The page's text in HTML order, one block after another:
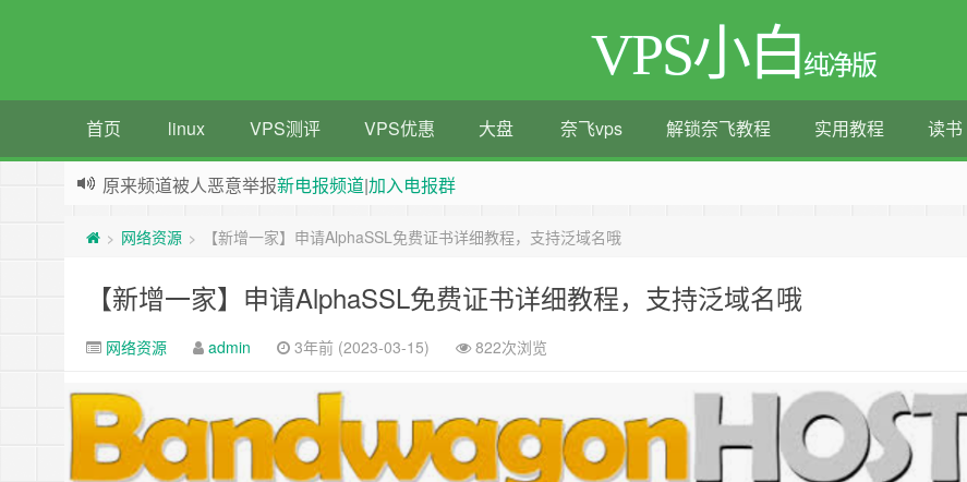
VPS小白纯净版
首页 linux VPS测评 VPS优惠 大盘 奈飞vps 解锁奈飞教程 实用教程 读书
原来频道被人恶意举报新电报频道|加入电报群
> 网络资源 > 【新增一家】申请AlphaSSL免费证书详细教程，支持泛域名哦
【新增一家】申请AlphaSSL免费证书详细教程，支持泛域名哦
网络资源 admin 3年前 (2023-03-15) 822次浏览